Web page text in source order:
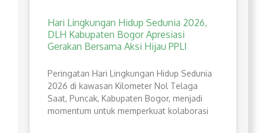
Hari Lingkungan Hidup Sedunia 2026,
DLH Kabupaten Bogor Apresiasi
Gerakan Bersama Aksi Hijau PPLI
Peringatan Hari Lingkungan Hidup Sedunia
2026 di kawasan Kilometer Nol Telaga
Saat, Puncak, Kabupaten Bogor, menjadi
momentum untuk memperkuat kolaborasi